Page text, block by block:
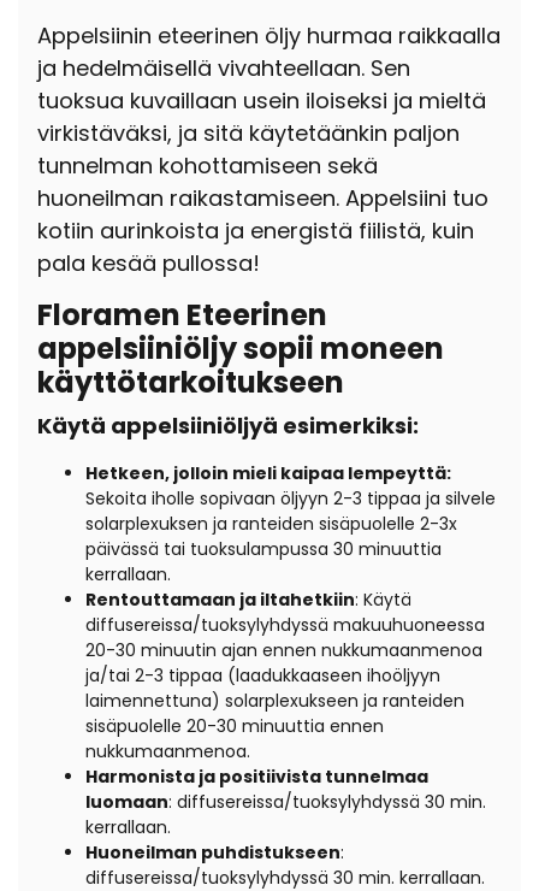
Appelsiinin eteerinen öljy hurmaa raikkaalla
ja hedelmäisellä vivahteellaan. Sen
tuoksua kuvaillaan usein iloiseksi ja mieltä
virkistäväksi, ja sitä käytetäänkin paljon
tunnelman kohottamiseen sekä
huoneilman raikastamiseen. Appelsiini tuo
kotiin aurinkoista ja energistä fiilistä, kuin
pala kesää pullossa!
Floramen Eteerinen
appelsiiniöljy sopii moneen
käyttötarkoitukseen
Käytä appelsiiniöljyä esimerkiksi:
Hetkeen, jolloin mieli kaipaa lempeyttä:
Sekoita iholle sopivaan öljyyn 2-3 tippaa ja silvele
solarplexuksen ja ranteiden sisäpuolelle 2-3x
päivässä tai tuoksulampussa 30 minuuttia
kerrallaan.
Rentouttamaan ja iltahetkiin: Käytä
diffusereissa/tuoksylyhdyssä makuuhuoneessa
20-30 minuutin ajan ennen nukkumaanmenoa
ja/tai 2-3 tippaa (laadukkaaseen ihoöljyyn
laimennettuna) solarplexukseen ja ranteiden
sisäpuolelle 20-30 minuuttia ennen
nukkumaanmenoa.
Harmonista ja positiivista tunnelmaa
luomaan: diffusereissa/tuoksylyhdyssä 30 min.
kerrallaan.
Huoneilman puhdistukseen:
diffusereissa/tuoksylyhdyssä 30 min. kerrallaan.